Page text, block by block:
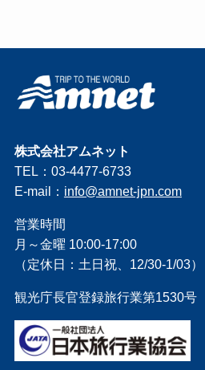
株式会社アムネット
TEL：03-4477-6733
E-mail： info@amnet-jpn.com
営業時間
月～金曜 10:00-17:00
（定休日：土日祝、12/30-1/03）
観光庁長官登録旅行業第1530号